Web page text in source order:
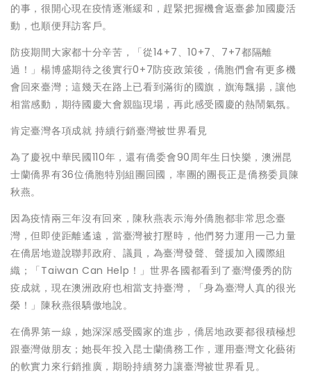
的事，很開心現在疫情逐漸緩和，趕緊把握機會返臺參加國慶活
動，也順便拜訪客戶。
防疫期間大家都十分辛苦，「從14+7、10+7、7+7都隔離
過！」楊博盛期待之後實行0+7防疫政策後，僑胞們會有更多機
會回來臺灣；這幾天在路上已看到滿街的國旗，旗海飄揚，讓他
相當感動，期待國慶大會親臨現場，再此感受國慶的熱鬧氣氛。
肯定臺灣各項成就 持續行銷臺灣被世界看見
為了慶祝中華民國110年，還有僑委會90周年生日快樂，澳洲昆
士蘭僑界有36位僑胞特別組團回國，率團的團長正是僑務委員陳
秋燕。
因為疫情兩三年沒有回來，陳秋燕表示海外僑胞都非常思念臺
灣，但即使距離遙遠，當臺灣被打壓時，他們努力運用一己力量
在僑居地遊說聯邦政府、議員，為臺灣發聲、聲援加入國際組
織；「Taiwan Can Help！」世界各國都看到了臺灣優秀的防
疫成就，現在澳洲政府也相當支持臺灣，「身為臺灣人真的很光
榮！」陳秋燕很驕傲地說。
在僑界第一線，她深深感受國家的進步，僑居地政要都很積極想
跟臺灣做朋友；她長年投入昆士蘭僑務工作，運用臺灣文化藝術
的軟實力來行銷推廣，期盼持續努力讓臺灣被世界看見。